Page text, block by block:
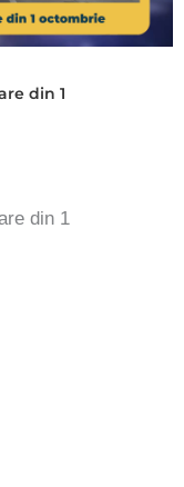
din 1
din 1